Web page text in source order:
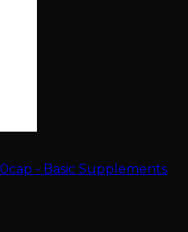
- Basic Supplements